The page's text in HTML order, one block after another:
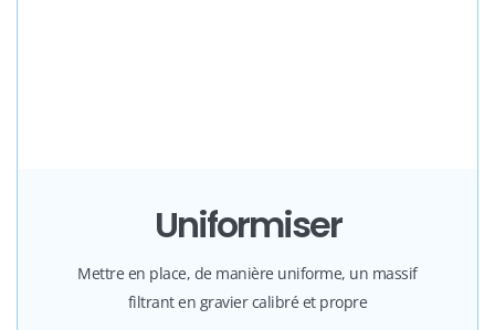
Uniformiser
Mettre en place, de manière uniforme, un massif
filtrant en gravier calibré et propre